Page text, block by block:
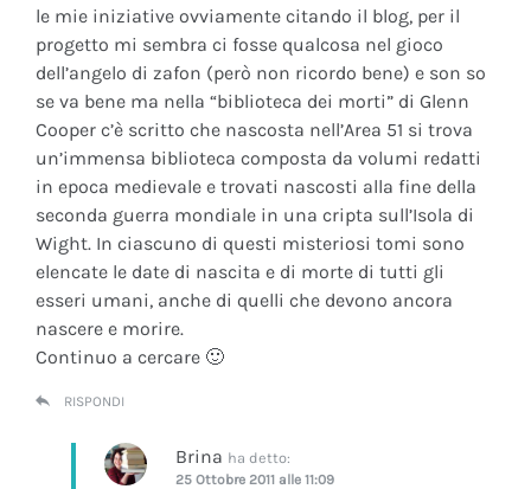
le mie iniziative ovviamente citando il blog, per il
progetto mi sembra ci fosse qualcosa nel gioco
dell’angelo di zafon (però non ricordo bene) e son so
se va bene ma nella “biblioteca dei morti” di Glenn
Cooper c’è scritto che nascosta nell’Area 51 si trova
un’immensa biblioteca composta da volumi redatti
in epoca medievale e trovati nascosti alla fine della
seconda guerra mondiale in una cripta sull’Isola di
Wight. In ciascuno di questi misteriosi tomi sono
elencate le date di nascita e di morte di tutti gli
esseri umani, anche di quelli che devono ancora
nascere e morire.
Continuo a cercare 🙂
RISPONDI
Brina ha detto:
25 Ottobre 2011 alle 11:09